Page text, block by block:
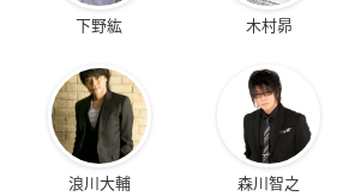
下野紘 木村昴
浪川大輔 森川智之